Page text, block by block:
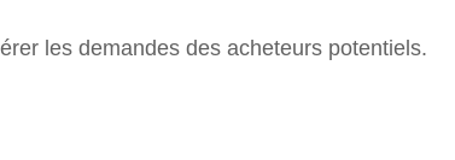
les demandes des acheteurs potentiels.